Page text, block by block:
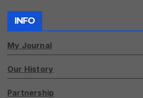
INFO
My Journal
Our History
Partnership